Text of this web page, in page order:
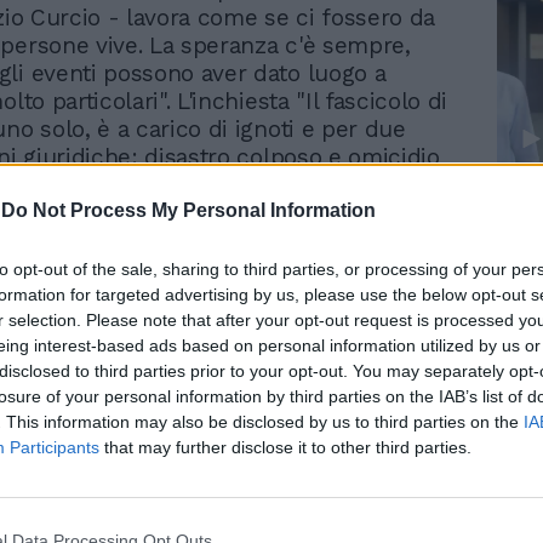
Do Not Process My Personal Information
opt-out of the sale, sharing to third parties, or processing of your
for targeted advertising by us, please use the below opt-out
selection. Please note that after your opt-out request is processed
interest-based ads based on personal information utilized by us
to third parties prior to your opt-out. You may separately
of your personal information by third parties on the IAB’s list of
This information may also be disclosed by us to third parties on the
Participants that may further disclose it to other third parties.
Curcio - lavora come se ci fossero da
vive. La speranza c'è sempre,
eventi possono aver dato luogo a
particolari". L'inchiesta "Il fascicolo di
solo, è a carico di ignoti e per due
giuridiche: disastro colposo e omicidio
aggiunto di Pescara, nel corso di una
il resort. L'inchiesta "riguarda tutte le
relative alla realizzazione di un albergo lì,
al tema della viabilità rispetto a
ha spiegato il magistrato. I
di Pescara, dei superstiti
al momento restano ricoverate
due bambini e un adulto. Edoardo Di
e Samuel Di Michelangelo, 7, i due
in stanze separate. Edoardo ha un
Trump, Meloni e la strategia
americana